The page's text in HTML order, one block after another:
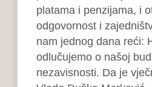
platama i penzijama, i
odgovornost i
nam jednog dana reći:
odlučujemo o našoj
nezavisnosti. Da je